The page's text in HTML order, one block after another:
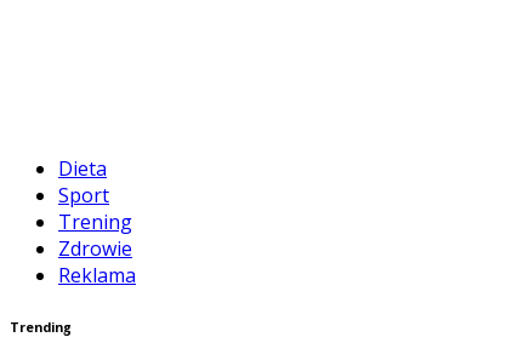
Dieta
Sport
Trening
Zdrowie
Reklama
Trending